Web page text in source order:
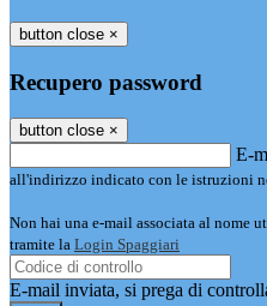
button close ×
Recupero password
button close ×
E-
all'indirizzo indicato con le istruzioni
Non hai una e-mail associata al nome
tramite la Login Spaggiari
E-mail inviata, si prega di